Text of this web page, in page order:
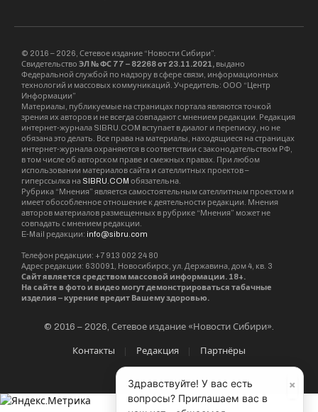
© 2016 – 2026, Сетевое издание “Новости Сибири”.
Свидетельство ЭЛ № ФС 77 – 82268 от 23.11.2021, выдано
Федеральной службой по надзору в сфере связи, информационных
технологий и массовых коммуникаций. Учредитель: ООО “Центр
Информации”
Материалы, публикуемые на страницах портала являются точкой
зрения их авторов и не всегда совпадают с мнением редакции. Редакция
интернет-журнала SIBRU.COM вступает в диалог и переписку, но не
обязана это делать. Все права на материалы, находящиеся на страницах
интернет-журнала охраняются в соответствии с законодательством РФ,
в том числе об авторском праве и смежных правах. При любом
использовании материалов сайта и сателлитных проектов –
гиперссылка на SIBRU.COM обязательна.
Рубрика “Мнения” является самостоятельным сателлитным проектом и
имеет обособленное отношение к деятельности редакции. Мнения
авторов материалов размещенных в рубрике “Мнения” может не
совпадать с мнением редакции.
E-Mail редакции: info@sibru.com
Телефон редакции: +7 913 002 24 80
Адрес редакции: 630091, Новосибирск, ул. Державина, дом 4, кв. 3
Сайт является средством массовой информации. 18+.
На сайте в фото и видео могут демонстрироваться табачные
изделия – курение вредит Вашему здоровью.
© 2016 – 2026, Сетевое издание «Новости Сибири».
Контакты Редакция Партнёры
×
Здравствуйте! У вас есть
вопросы? Приглашаем вас в